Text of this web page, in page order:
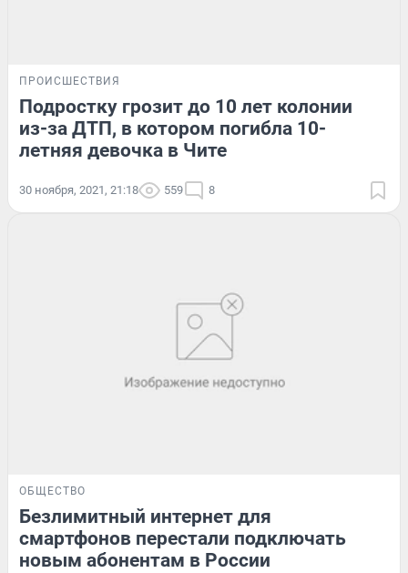
ПРОИСШЕСТВИЯ
Подростку грозит до 10 лет колонии
из-за ДТП, в котором погибла 10-
летняя девочка в Чите
30 ноября, 2021, 21:18 559 8
ОБЩЕСТВО
Безлимитный интернет для
смартфонов перестали подключать
новым абонентам в России